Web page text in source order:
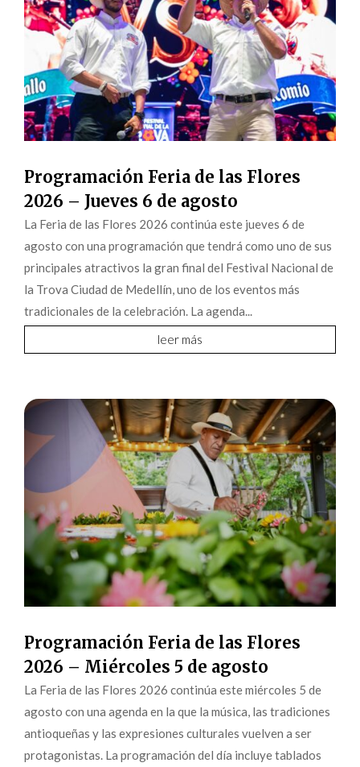
Programación Feria de las Flores
2026 – Jueves 6 de agosto
La Feria de las Flores 2026 continúa este jueves 6 de
agosto con una programación que tendrá como uno de sus
principales atractivos la gran final del Festival Nacional de
la Trova Ciudad de Medellín, uno de los eventos más
tradicionales de la celebración. La agenda...
leer más
Programación Feria de las Flores
2026 – Miércoles 5 de agosto
La Feria de las Flores 2026 continúa este miércoles 5 de
agosto con una agenda en la que la música, las tradiciones
antioqueñas y las expresiones culturales vuelven a ser
protagonistas. La programación del día incluye tablados